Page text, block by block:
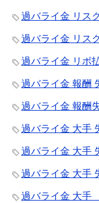
過バライ金 リス
過バライ金 リス
過バライ金 リボ
過バライ金 報酬
過バライ金 報酬
過バライ金 大手
過バライ金 大手
過バライ金 大手
過バライ金 大手